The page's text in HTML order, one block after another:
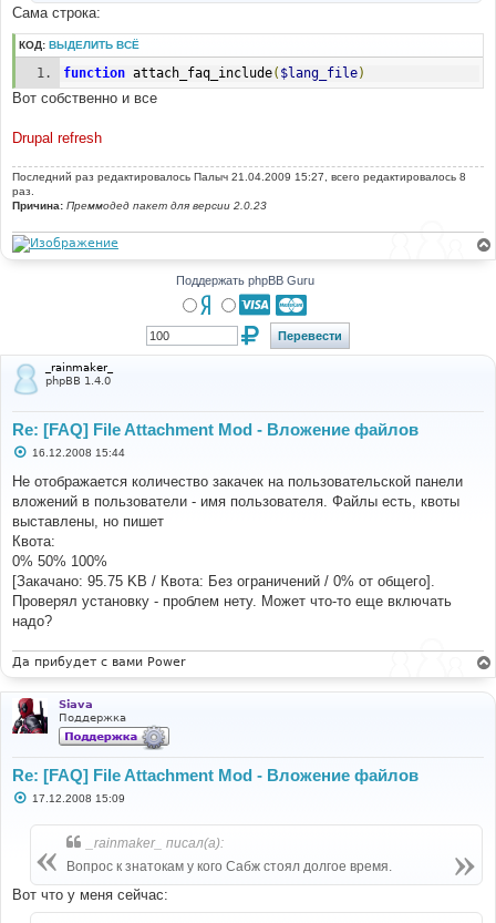
Сама строка:
КОД: ВЫДЕЛИТЬ ВСЁ
function attach_faq_include( $lang_file)
Вот собственно и все
Drupal refresh
Последний раз редактировалось Палыч 21.04.2009 15:27, всего редактировалось 8
раз.
Причина: Преммодед пакет для версии 2.0.23
Поддержать phpBB Guru
_rainmaker_
phpBB 1.4.0
Re: [FAQ] File Attachment Mod - Вложение файлов
С
о
б
щ
е
н
и
е
16.12.2008 15:44
Не отображается количество закачек на пользовательской панели
вложений в пользователи - имя пользователя. Файлы есть, квоты
выставлены, но пишет
Квота:
0% 50% 100%
[Закачано: 95.75 KB / Квота: Без ограничений / 0% от общего].
Проверял установку - проблем нету. Может что-то еще включать
надо?
Да прибудет с вами Power
Siava
Поддержка
Re: [FAQ] File Attachment Mod - Вложение файлов
С
е
17.12.2008 15:09
_rainmaker_ писал(а):
Вопрос к знатокам у кого Сабж стоял долгое время.
Вот что у меня сейчас: